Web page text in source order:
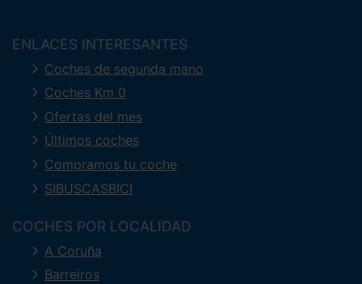
ENLACES INTERESANTES
Coches de segunda mano
Coches Km 0
Ofertas del mes
Últimos coches
Compramos tu coche
SIBUSCASBICI
COCHES POR LOCALIDAD
A Coruña
Barreiros